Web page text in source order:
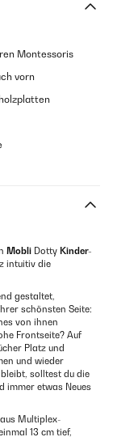
Montessoris
vorn
Mobli Dotty Kinder-
intuitiv die
gestaltet,
schönsten Seite:
von ihnen
Frontseite? Auf
Platz und
und wieder
solltest du die
immer etwas Neues
Multiplex-
13 cm tief,